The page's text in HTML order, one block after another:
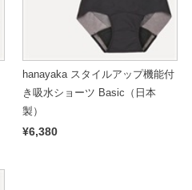
hanayaka スタイルアップ機能付
き吸水ショーツ Basic（日本
製）
¥6,380